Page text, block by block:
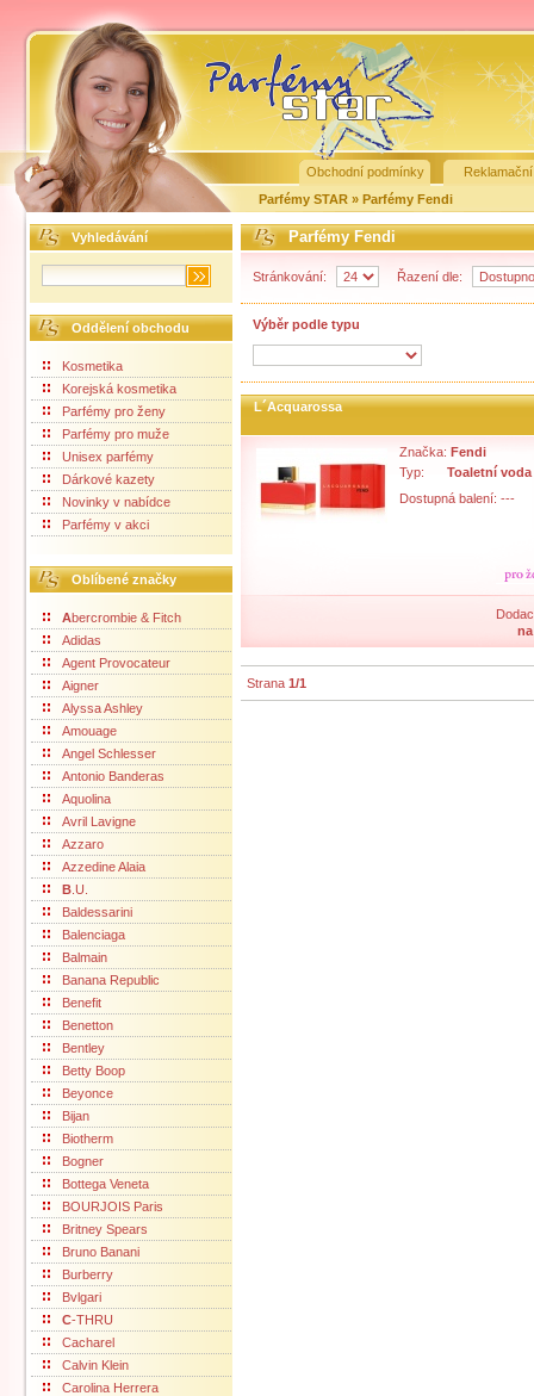
Obchodní podmínky
Parfémy STAR » Parfémy Fendi
Vyhledávání
Oddělení obchodu
Kosmetika
Korejská kosmetika
Parfémy pro ženy
Parfémy pro muže
Unisex parfémy
Dárkové kazety
Novinky v nabídce
Parfémy v akci
Oblíbené značky
Abercrombie & Fitch
Adidas
Agent Provocateur
Aigner
Alyssa Ashley
Amouage
Angel Schlesser
Antonio Banderas
Aquolina
Avril Lavigne
Azzaro
Azzedine Alaia
B .U.
Baldessarini
Balenciaga
Balmain
Banana Republic
Benefit
Benetton
Bentley
Betty Boop
Beyonce
Bijan
Biotherm
Bogner
Bottega Veneta
BOURJOIS Paris
Britney Spears
Bruno Banani
Burberry
Bvlgari
C-THRU
Cacharel
Calvin Klein
Carolina Herrera
Parfémy Fendi
Stránkování: Řazení dle:
Výběr podle typu
L´Acquarossa
Značka: Fendi
Typ:
Toaletní voda
Dostupná balení: ---
Strana 1/1